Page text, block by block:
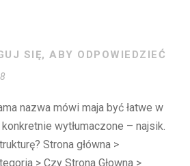
SIĘ, ABY ODPOWIEDZIEĆ
nazwa mówi maja być łatwe w
wytłumaczone – najsik.
Strona główna >
> Czy Strona Głowna >